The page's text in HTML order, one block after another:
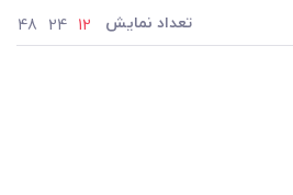
تعداد نمایش 12
24
48